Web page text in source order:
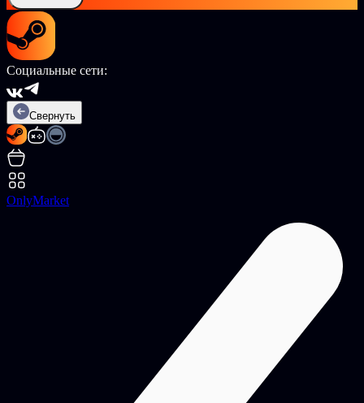
Социальные сети:
Свернуть
OnlyMarket